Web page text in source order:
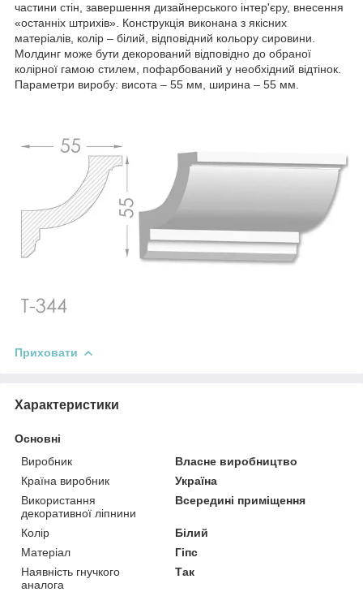
частини стін, завершення дизайнерського інтер'єру, внесення
«останніх штрихів». Конструкція виконана з якісних
матеріалів, колір – білий, відповідний кольору сировини.
Молдинг може бути декорований відповідно до обраної
колірної гамою стилем, пофарбований у необхідний відтінок.
Параметри виробу: висота – 55 мм, ширина – 55 мм.
Приховати
Характеристики
Основні
Виробник
Власне виробництво
Країна виробник
Україна
Використання
декоративної ліпнини
Всередині приміщення
Колір
Білий
Матеріал
Гіпс
Наявність гнучкого
аналога
Так